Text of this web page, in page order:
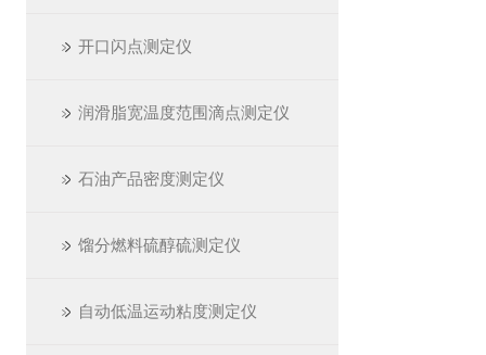
开口闪点测定仪
润滑脂宽温度范围滴点测定仪
石油产品密度测定仪
馏分燃料硫醇硫测定仪
自动低温运动粘度测定仪